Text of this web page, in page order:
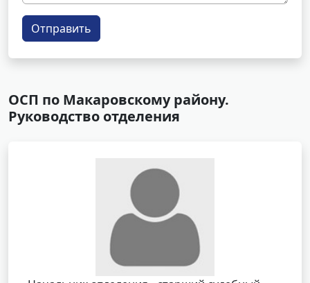
Отправить
ОСП по Макаровскому району.
Руководство отделения